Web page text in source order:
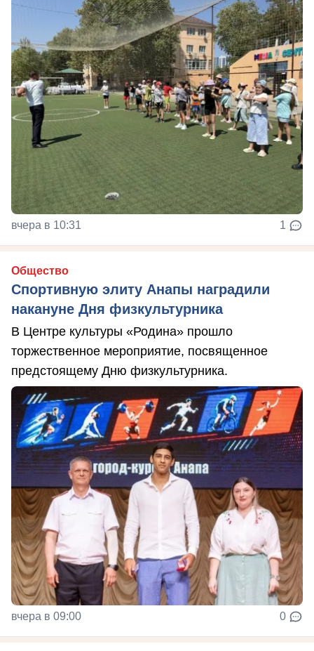
вчера в 10:31 1
Общество
Спортивную элиту Анапы наградили
накануне Дня физкультурника
В Центре культуры «Родина» прошло
торжественное мероприятие, посвященное
предстоящему Дню физкультурника.
вчера в 09:00 0